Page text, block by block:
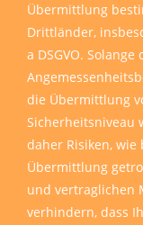
Übermittlung
Drittländer,
a DSGVO. Solange
die Übermittlung
Sicherheitsniveau
daher Risiken, wie
Übermittlung
und vertraglichen
verhindern, dass